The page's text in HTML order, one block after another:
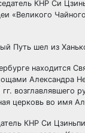
КНР Си
«Великого
Путь шел из
находится
Александра
гг.
церковь во имя
КНР Си